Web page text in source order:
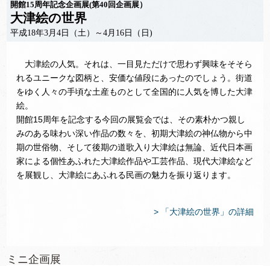
開館15周年記念企画展(第40回企画展）
大津絵の世界
平成18年3月4日（土）～4月16日（日)
大津絵の人気。それは、一目見ただけで思わず興味をそそら
れるユニークな図柄と、安価な値段にあったのでしょう。街道
をゆく人々の手頃な土産ものとして全国的に人気を博した大津
絵。
開館15周年を記念する今回の展覧会では、その素朴かつ親し
みのある味わい深い作品の数々を、初期大津絵の神仏物から中
期の世俗物、そして後期の道歌入り大津絵は無論、近代日本画
家による個性あふれた大津絵作品や工芸作品、現代大津絵など
を展観し、大津絵にあふれる民画の魅力を振り返ります。
> 「大津絵の世界」の詳細
ミニ企画展